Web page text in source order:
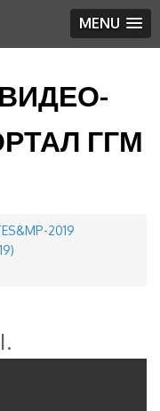
MENU
ВИДЕО-
ГГМ
2019